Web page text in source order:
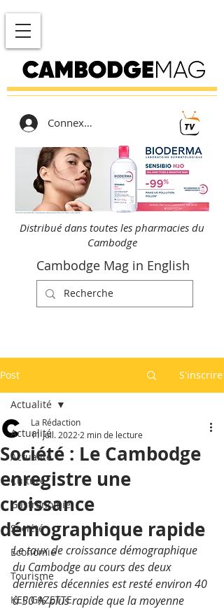
Connexion
Distribué dans toutes les pharmacies du
Cambodge
Cambodge Mag in English
Post S'inscrire
Actualité
Actualité
Culture
Gastronomie
Société
Economie
Tourisme
KEP GAZETTE
Actualité
Société : Le Cambodge
enregistre une
croissance
démographique rapide
La Rédaction
11 juil. 2022 2 min de lecture
Le taux de croissance démographique
du Cambodge au cours des deux
dernières décennies est resté environ 40
à 50 % plus rapide que la moyenne